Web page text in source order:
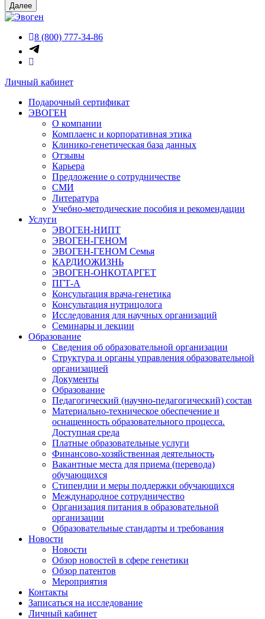
Далее
8 (800) 777-34-86
Личный кабинет
Подарочный сертификат
ЭВОГЕН
О компании
Комплаенс и корпоративная этика
Клинико-генетическая база данных
Отзывы
Карьера
Предложение о сотрудничестве
СМИ
Литература
Учебно-методические пособия и рекомендации
Услуги
ЭВОГЕН-НИПТ
ЭВОГЕН-ГЕНОМ
ЭВОГЕН-ГЕНОМ Семья
КАРДИОЖИЗНЬ
ЭВОГЕН-ОНКОТАРГЕТ
ПГТ-А
Консультация врача-генетика
Консультация нутрицолога
Исследования для научных организаций
Семинары и лекции
Образование
Сведения об образовательной организации
Структура и органы управления образовательной
организацией
Документы
Образование
Педагогический (научно-педагогический) состав
Материально-техническое обеспечение и
оснащенность образовательного процесса.
Доступная среда
Платные образовательные услуги
Финансово-хозяйственная деятельность
Вакантные места для приема (перевода)
обучающихся
Стипендии и меры поддержки обучающихся
Международное сотрудничество
Организация питания в образовательной
организации
Образовательные стандарты и требования
Новости
Новости
Обзор новостей в сфере генетики
Обзор патентов
Мероприятия
Контакты
Записаться на исследование
Личный кабинет